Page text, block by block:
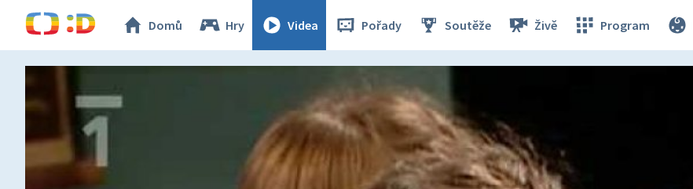
Domů Hry Videa Pořady Soutěže Živě Program